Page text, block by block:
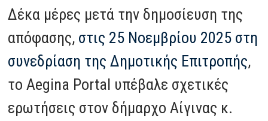
Δέκα μέρες μετά την δημοσίευση της
απόφασης, στις 25 Νοεμβρίου 2025 στη
συνεδρίαση της Δημοτικής Επιτροπής,
το Aegina Portal υπέβαλε σχετικές
ερωτήσεις στον δήμαρχο Αίγινας κ.